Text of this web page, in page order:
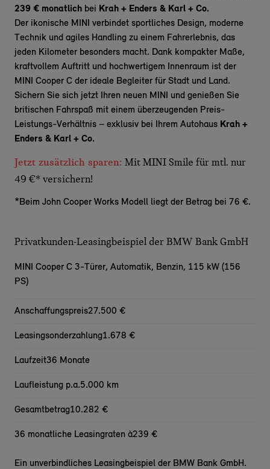
239 € monatlich bei Krah + Enders & Karl + Co.
Der ikonische MINI verbindet sportliches Design, moderne
Technik und agiles Handling zu einem Fahrerlebnis, das
jeden Kilometer besonders macht. Dank kompakter Maße,
kraftvollem Auftritt und hochwertigem Innenraum ist der
MINI Cooper C der ideale Begleiter für Stadt und Land.
Sichern Sie sich jetzt Ihren neuen MINI und genießen Sie
britischen Fahrspaß mit einem überzeugenden Preis-
Leistungs-Verhältnis – exklusiv bei Ihrem Autohaus Krah +
Enders & Karl + Co.
Jetzt zusätzlich sparen: Mit MINI Smile für mtl. nur
49 €* versichern!
*Beim John Cooper Works Modell liegt der Betrag bei 76 €.
Privatkunden-Leasingbeispiel der BMW Bank GmbH
MINI Cooper C 3-Türer, Automatik, Benzin, 115 kW (156
PS)
Anschaffungspreis27.500 €
Leasingsonderzahlung1.678 €
Laufzeit36 Monate
Laufleistung p.a.5.000 km
Gesamtbetrag10.282 €
36 monatliche Leasingraten à239 €
Ein unverbindliches Leasingbeispiel der BMW Bank GmbH.